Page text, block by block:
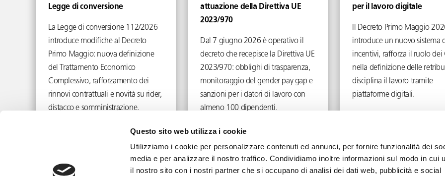
Questo sito web utilizza i cookie
Utilizziamo i cookie per personalizzare contenuti ed annunci, per fornire funzionalità dei
media e per analizzare il nostro traffico. Condividiamo inoltre informazioni sul modo in cui
il nostro sito con i nostri partner che si occupano di analisi dei dati web, pubblicità e social
Legge di conversione
La Legge di conversione 112/2026
introduce modifiche al Decreto
Primo Maggio: nuova definizione
del Trattamento Economico
Complessivo, rafforzamento dei
rinnovi contrattuali e novità su rider,
distacco e somministrazione.
attuazione della Direttiva UE
2023/970
Giugno 4, 2026
Dal 7 giugno 2026 è operativo il
decreto che recepisce la Direttiva UE
2023/970: obblighi di trasparenza,
monitoraggio del gender pay gap e
sanzioni per i datori di lavoro con
almeno 100 dipendenti.
per il lavoro digitale
Il Decreto Primo Maggio
introduce un nuovo sistema
incentivi, rafforza il ruolo dei
nella definizione delle
disciplina il lavoro tramite
piattaforme digitali.